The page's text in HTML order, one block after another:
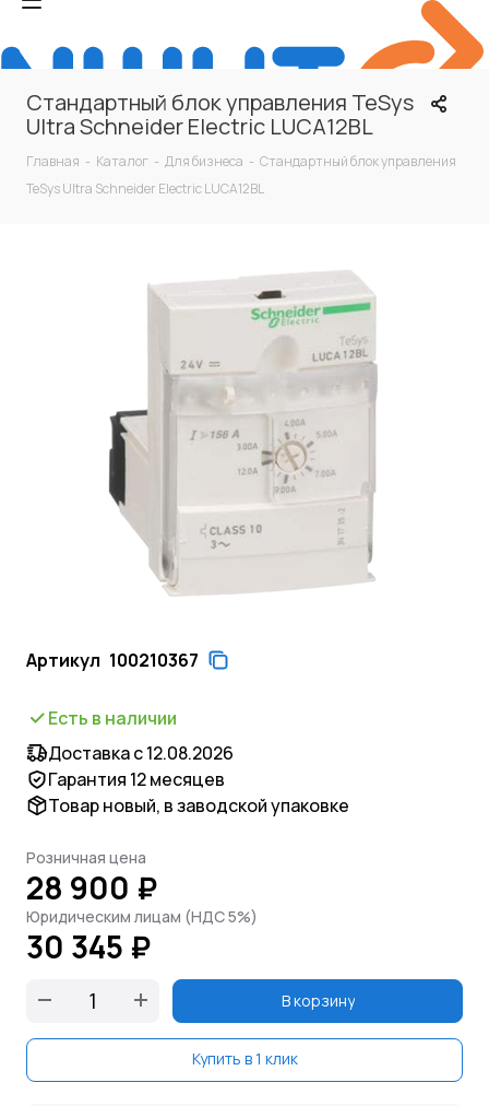
Стандартный блок управления TeSys
Ultra Schneider Electric LUCA12BL
Главная - Каталог - Для бизнеса - Стандартный блок управления
TeSys Ultra Schneider Electric LUCA12BL
Артикул 100210367
Есть в наличии
Доставка с 12.08.2026
Гарантия 12 месяцев
Товар новый, в заводской упаковке
Розничная цена
28 900 ₽
Юридическим лицам (НДС 5%)
30 345 ₽
В корзину
Купить в 1 клик